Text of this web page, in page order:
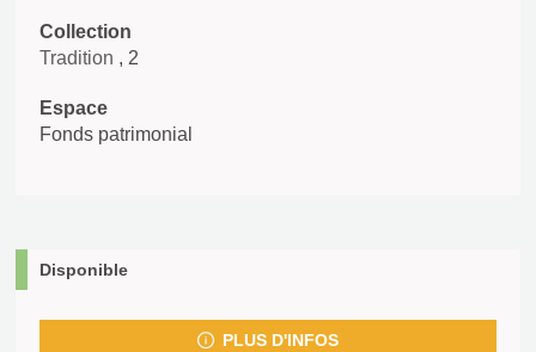
Collection
Tradition , 2
Espace
Fonds patrimonial
Disponible
PLUS D'INFOS